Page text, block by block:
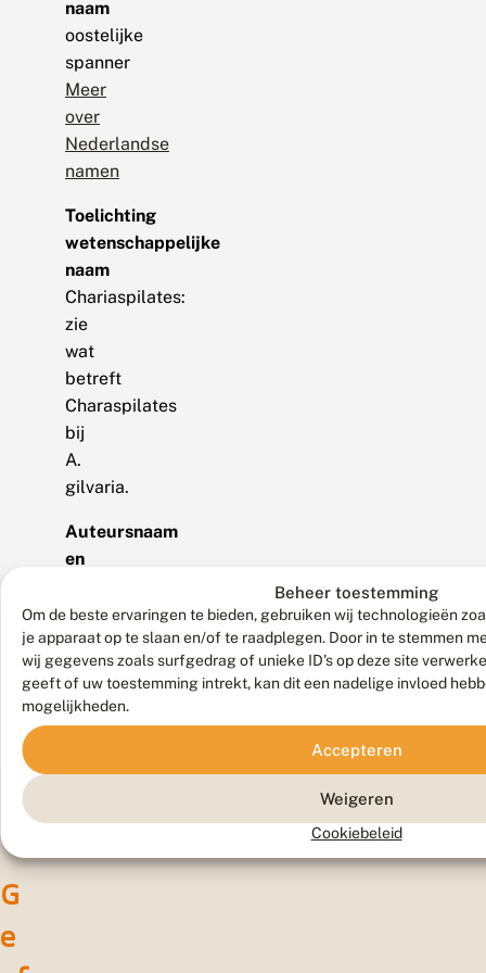
Beheer toestemming
Om de beste ervaringen te bieden, gebruiken wij technologieën
je apparaat op te slaan en/of te raadplegen. Door in te stemmen
wij gegevens zoals surfgedrag of unieke ID's op deze site
geeft of uw toestemming intrekt, kan dit een nadelige invloed
mogelijkheden.
Accepteren
Weigeren
Cookiebeleid
naam
oostelijke
spanner
Meer
over
Nederlandse
namen
Toelichting
wetenschappelijke
naam
Chariaspilates:
zie
wat
betreft
Charaspilates
bij
A.
gilvaria.
Auteursnaam
en
(Eversmann,
1837)
G
e